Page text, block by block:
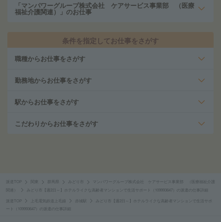
「マンパワーグループ株式会社 ケアサービス事業部 （医療
福祉介護関連）」のお仕事
条件を指定してお仕事をさがす
職種からお仕事をさがす
勤務地からお仕事をさがす
駅からお仕事をさがす
こだわりからお仕事をさがす
派遣TOP 群馬県 みどり市
マンパワーグループ株式会社 ケアサービス事業部 （医療福祉介護
関連）
みどり市【週2日～】ホテルライクな高齢者マンションで生活サポート（109993647）の派遣の仕事詳細
派遣TOP 上毛電気鉄道上毛線 赤城駅
みどり市【週2日～】ホテルライクな高齢者マンションで生活サポ
ート（109993647）の派遣の仕事詳細